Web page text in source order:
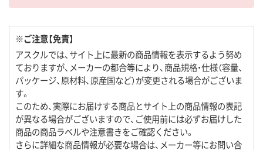
※ご注意【免責】
アスクルでは、サイト上に最新の商品情報を表示するよう努め
ておりますが、メーカーの都合等により、商品規格・仕様（容量、
パッケージ、原材料、原産国など）が変更される場合がございま
す。
このため、実際にお届けする商品とサイト上の商品情報の表記
が異なる場合がございますので、ご使用前には必ずお届けした
商品の商品ラベルや注意書きをご確認ください。
さらに詳細な商品情報が必要な場合は、メーカー等にお問い合